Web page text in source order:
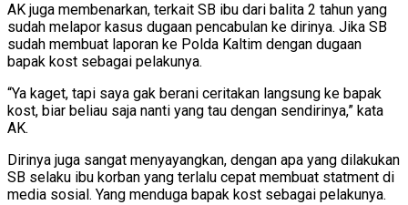
AK juga membenarkan, terkait SB ibu dari balita 2 tahun yang
sudah melapor kasus dugaan pencabulan ke dirinya. Jika SB
sudah membuat laporan ke Polda Kaltim dengan dugaan
bapak kost sebagai pelakunya.
“Ya kaget, tapi saya gak berani ceritakan langsung ke bapak
kost, biar beliau saja nanti yang tau dengan sendirinya,” kata
AK.
Dirinya juga sangat menyayangkan, dengan apa yang dilakukan
SB selaku ibu korban yang terlalu cepat membuat statment di
media sosial. Yang menduga bapak kost sebagai pelakunya.